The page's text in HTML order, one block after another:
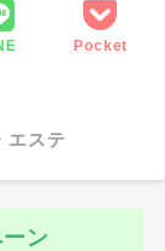
Pocket
エステ
ン